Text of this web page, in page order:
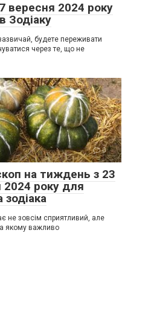
вересня 2024 року
Зодіаку
будете переживати
через те, що не
0
на тиждень з 23
2024 року для
не зовсім сприятливий, але
якому важливо